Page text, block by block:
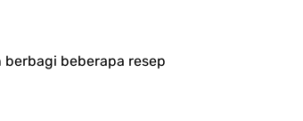
beberapa resep